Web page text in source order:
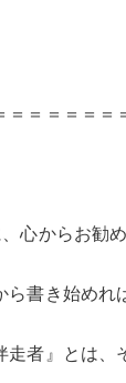
＝＝＝＝＝＝
心からお勧
ら書き始めれ
走者』とは、